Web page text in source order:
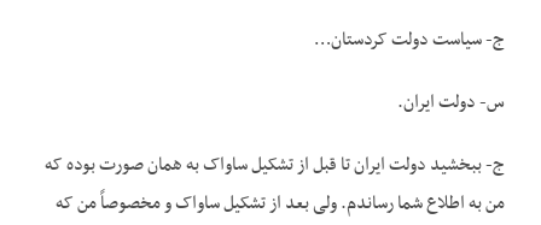
ج- سیاست دولت کردستان…
س- دولت ایران.
ج- ببخشید دولت ایران تا قبل از تشکیل ساواک به همان صورت بوده که
من به اطلاع شما رساندم. ولی بعد از تشکیل ساواک و مخصوصاً من که